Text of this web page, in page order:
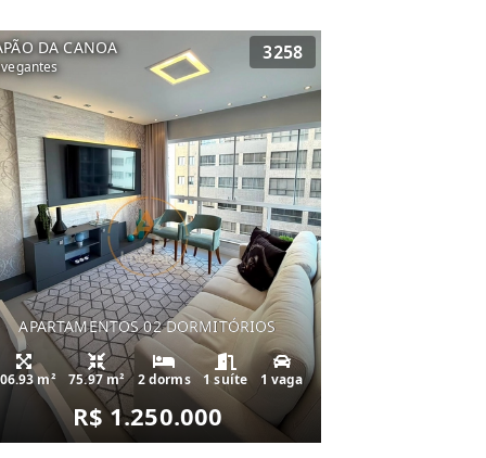
DA CANOA 3258
APARTAMENTOS 02 DORMITÓRIOS
m² 75.97 m² 2 dorms 1 suíte 1 vaga
R$ 1.250.000